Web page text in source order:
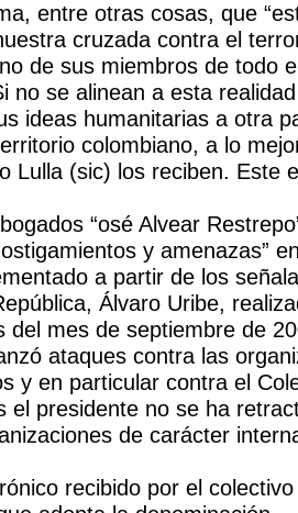
entre otras cosas, que
cruzada contra el
de sus miembros de todo
no se alinean a esta
ideas humanitarias a otra
colombiano, a lo
Lulla (sic) los reciben. Este
“osé Alvear
y amenazas”
a partir de los
Álvaro Uribe,
del mes de septiembre de
ataques contra las
y en particular contra el
el presidente no se ha
de carácter
recibido por el